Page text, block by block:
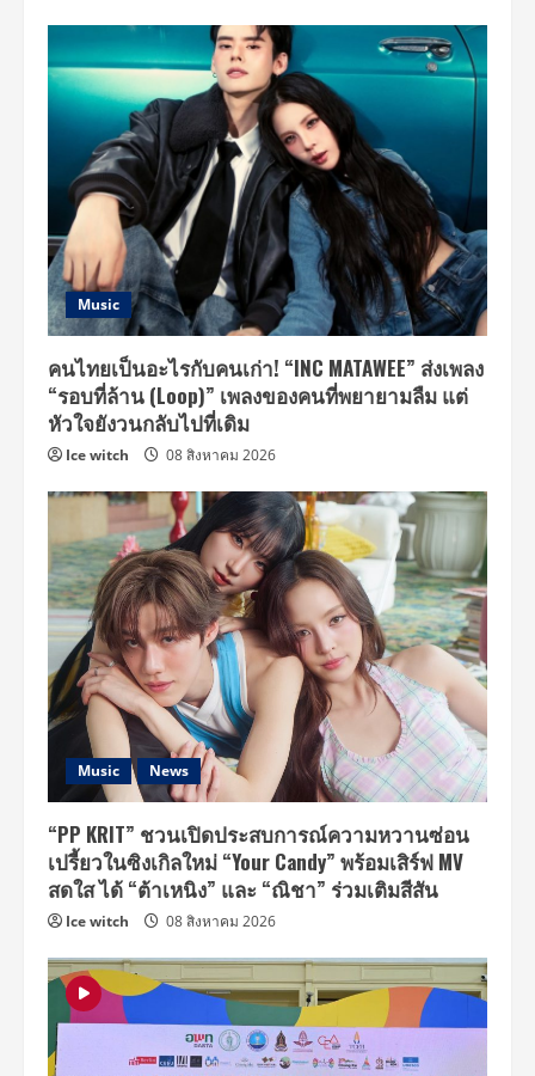
Music
คนไทยเป็นอะไรกับคนเก่า! “INC MATAWEE” ส่งเพลง
“รอบที่ล้าน (Loop)” เพลงของคนที่พยายามลืม แต่
หัวใจยังวนกลับไปที่เดิม
Ice witch 08 สิงหาคม 2026
Music News
“PP KRIT” ชวนเปิดประสบการณ์ความหวานซ่อน
เปรี้ยวในซิงเกิลใหม่ “Your Candy” พร้อมเสิร์ฟ MV
สดใส ได้ “ต้าเหนิง” และ “ณิชา” ร่วมเติมสีสัน
Ice witch 08 สิงหาคม 2026